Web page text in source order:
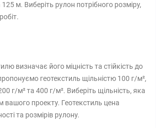
м. Виберіть рулон потрібного розміру,
визначає його міцність та стійкість до
геотекстиль щільністю 100 г/м²,
г/м² та 400 г/м². Виберіть щільність, яка
вашого проекту. Геотекстиль цена
та розмірів рулону.